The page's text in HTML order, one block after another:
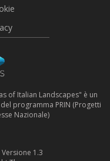
of Italian Landscapes" è un
programma PRIN (Progetti
Nazionale)
1.3